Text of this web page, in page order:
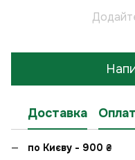
Доставка
по Києву - 900 ₴